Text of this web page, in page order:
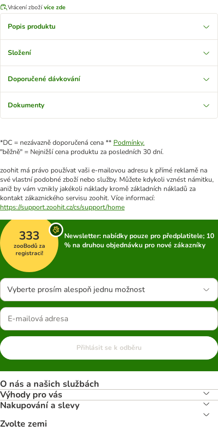
Vrácení zbožívíce zde
Popis produktu
Složení
Doporučené dávkování
Dokumenty
*DC = nezávazně doporučená cena ** Podmínky.
"běžně" = Nejnižší cena produktu za posledních 30 dní.
zoohit má právo používat vaši e-mailovou adresu k přímé reklamě na
své vlastní podobné zboží nebo služby. Můžete kdykoli vznést námitku,
aniž by vám vznikly jakékoli náklady kromě základních nákladů za
kontakt zákaznického servisu zoohit. Více informací:
https://support.zoohit.cz/cs/support/home
333
zooBodů za
registraci!
Newsletter: nabídky pouze pro předplatitele; 10
% na druhou objednávku pro nové zákazníky
Vyberte prosím alespoň jednu možnost
Přihlásit se k odběru
O nás a našich službách
Výhody pro vás
Nakupování a slevy
Zvolte zemi